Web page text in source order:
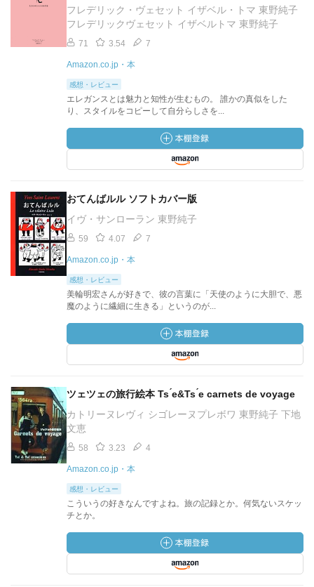
フレデリック・ヴェセット イザベル・トマ 東野純子
フレデリックヴェセット イザベルトマ 東野純子
71 3.54 7
Amazon.co.jp・本
感想・レビュー
エレガンスとは魅力と知性が生むもの。 誰かの真似をした
り、スタイルをコピーして自分らしさを...
おてんばルル ソフトカバー版
イヴ・サンローラン 東野純子
59 4.07 7
Amazon.co.jp・本
感想・レビュー
美輪明宏さんが好きで、彼の言葉に「天使のように大胆で、悪
魔のように繊細に生きる」というのが...
ツェツェの旅行絵本 Ts ́e&Ts ́e carnets de voyage
カトリーヌレヴィ シゴレーヌプレボワ 東野純子 下地
文恵
58 3.23 4
Amazon.co.jp・本
感想・レビュー
こういうの好きなんですよね。旅の記録とか。何気ないスケッ
チとか。